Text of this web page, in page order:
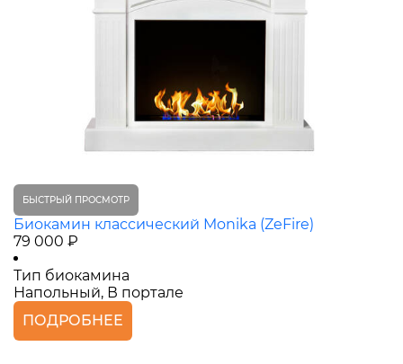
БЫСТРЫЙ ПРОСМОТР
Биокамин классический Monika (ZeFire)
79 000 ₽
Тип биокамина
Напольный, В портале
ПОДРОБНЕЕ